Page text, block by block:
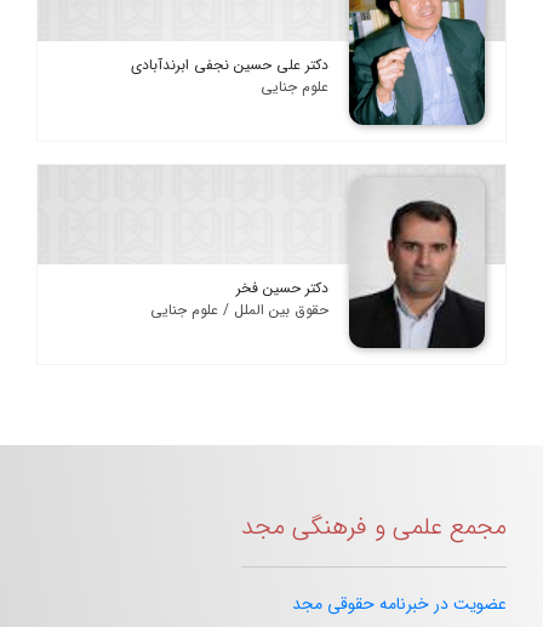
دکتر علی حسین نجفی ابرندآبادی
علوم جنایی
دکتر حسین فخر
حقوق بین الملل / علوم جنایی
مجمع علمی و فرهنگی مجد
عضویت در خبرنامه حقوقی مجد